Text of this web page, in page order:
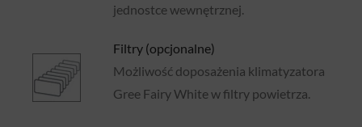
jednostce wewnętrznej.
Filtry (opcjonalne)
Możliwość doposażenia klimatyzatora
Gree Fairy White w filtry powietrza.